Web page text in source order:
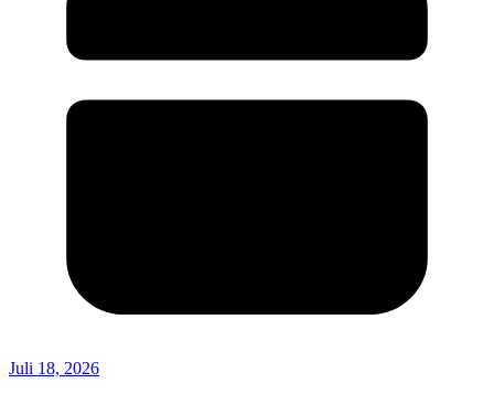
Juli 18, 2026